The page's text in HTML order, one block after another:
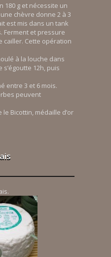
180 g et nécessite un
chèvre donne 2 à 3
est mis dans un tank
Ferment et pressure
cailler. Cette opération
à la louche dans
12h, puis
entre 3 et 6 mois.
peuvent
Bicottin, médaille d’or